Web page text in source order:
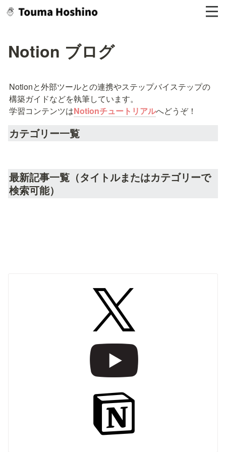
Notion ブログ
Notionと外部ツールとの連携やステップバイステップの
構築ガイドなどを執筆しています。
学習コンテンツはNotionチュートリアルへどうぞ！
カテゴリー一覧
最新記事一覧（タイトルまたはカテゴリーで
検索可能）